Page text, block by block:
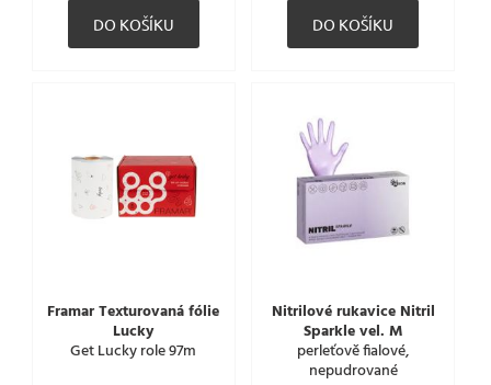
Framar Texturovaná fólie
Lucky
Get Lucky role 97m
Nitrilové rukavice Nitril
Sparkle vel. M
perleťově fialové,
nepudrované